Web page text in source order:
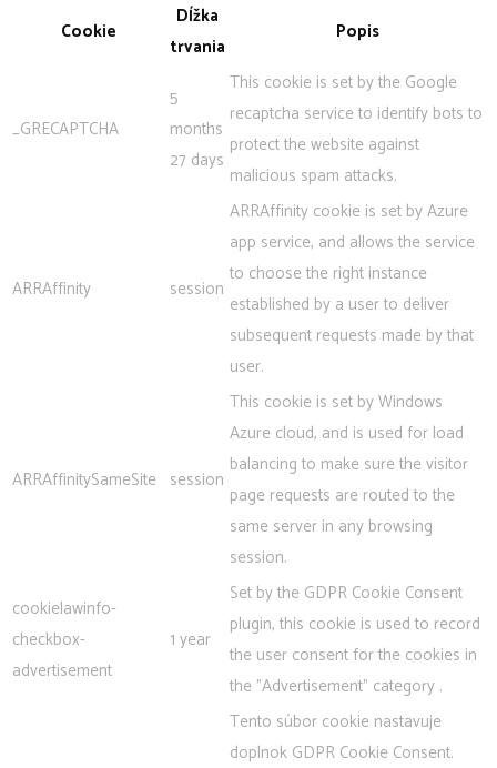
Cookie
Dĺžka
trvania
Popis
_GRECAPTCHA
5
months
27 days
This cookie is set by the Google
recaptcha service to identify bots to
protect the website against
malicious spam attacks.
ARRAffinity session
ARRAffinity cookie is set by Azure
app service, and allows the service
to choose the right instance
established by a user to deliver
subsequent requests made by that
user.
ARRAffinitySameSite session
This cookie is set by Windows
Azure cloud, and is used for load
balancing to make sure the visitor
page requests are routed to the
same server in any browsing
session.
cookielawinfo-
checkbox-
advertisement
1 year
Set by the GDPR Cookie Consent
plugin, this cookie is used to record
the user consent for the cookies in
the "Advertisement" category .
Tento súbor cookie nastavuje
doplnok GDPR Cookie Consent.